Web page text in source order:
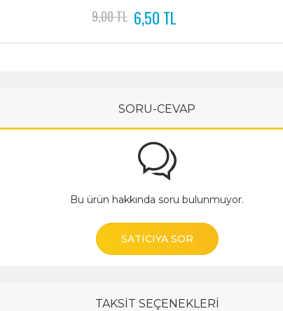
9,00 TL 6,50 TL
SORU-CEVAP
Bu ürün hakkında soru bulunmuyor.
SATICIYA SOR
TAKSİT SEÇENEKLERİ